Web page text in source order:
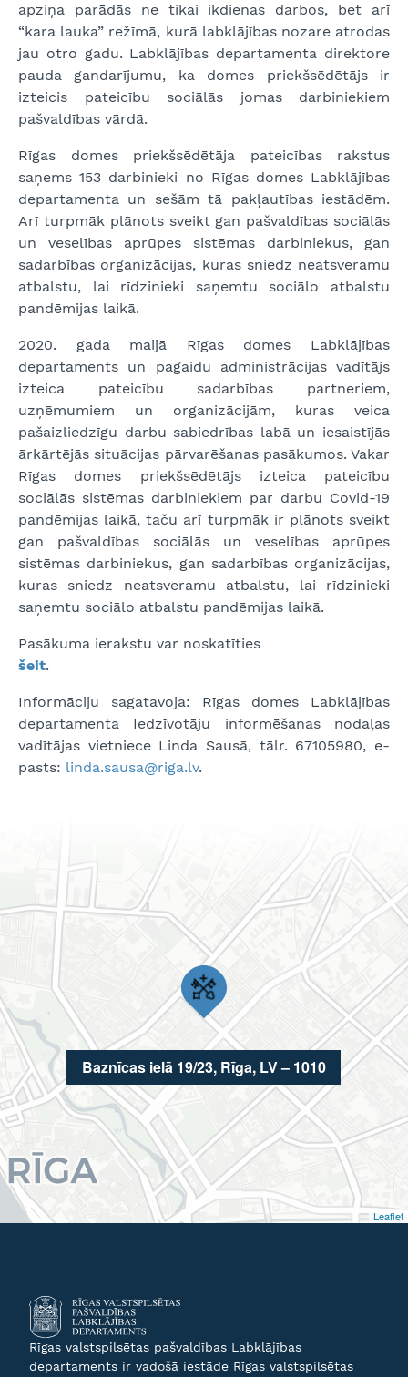
apziņa parādās ne tikai ikdienas darbos, bet arī
“kara lauka” režīmā, kurā labklājības nozare atrodas
jau otro gadu. Labklājības departamenta direktore
pauda gandarījumu, ka domes priekšsēdētājs ir
izteicis pateicību sociālās jomas darbiniekiem
pašvaldības vārdā.
Rīgas domes priekšsēdētāja pateicības rakstus
saņems 153 darbinieki no Rīgas domes Labklājības
departamenta un sešām tā pakļautības iestādēm.
Arī turpmāk plānots sveikt gan pašvaldības sociālās
un veselības aprūpes sistēmas darbiniekus, gan
sadarbības organizācijas, kuras sniedz neatsveramu
atbalstu, lai rīdzinieki saņemtu sociālo atbalstu
pandēmijas laikā.
2020. gada maijā Rīgas domes Labklājības
departaments un pagaidu administrācijas vadītājs
izteica pateicību sadarbības partneriem,
uzņēmumiem un organizācijām, kuras veica
pašaizliedzīgu darbu sabiedrības labā un iesaistījās
ārkārtējās situācijas pārvarēšanas pasākumos. Vakar
Rīgas domes priekšsēdētājs izteica pateicību
sociālās sistēmas darbiniekiem par darbu Covid-19
pandēmijas laikā, taču arī turpmāk ir plānots sveikt
gan pašvaldības sociālās un veselības aprūpes
sistēmas darbiniekus, gan sadarbības organizācijas,
kuras sniedz neatsveramu atbalstu, lai rīdzinieki
saņemtu sociālo atbalstu pandēmijas laikā.
Pasākuma ierakstu var noskatīties
šeit.
Informāciju sagatavoja: Rīgas domes Labklājības
departamenta Iedzīvotāju informēšanas nodaļas
vadītājas vietniece Linda Sausā, tālr. 67105980, e-
pasts: linda.sausa@riga.lv.
Baznīcas ielā 19/23, Rīga, LV – 1010
Leaflet
Rīgas valstspilsētas pašvaldības Labklājības
departaments ir vadošā iestāde Rīgas valstspilsētas